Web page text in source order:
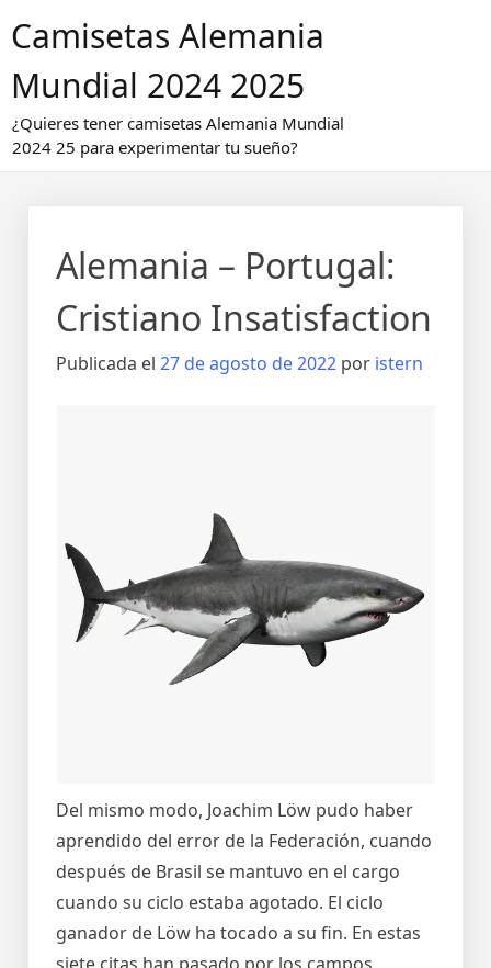
alCamisetas Alemania
Mundial 2024 2025
¿Quieres tener camisetas Alemania Mundial
2024 25 para experimentar tu sueño?
Alemania – Portugal:
Cristiano Insatisfaction
Publicada el 27 de agosto de 2022 por istern
Del mismo modo, Joachim Löw pudo haber
aprendido del error de la Federación, cuando
después de Brasil se mantuvo en el cargo
cuando su ciclo estaba agotado. El ciclo
ganador de Löw ha tocado a su fin. En estas